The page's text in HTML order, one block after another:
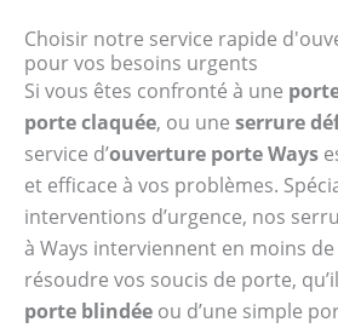
Choisir notre service rapide
pour vos besoins urgents
Si vous êtes confronté à une
porte claquée, ou une serrure
service d’ouverture porte Ways
et efficace à vos problèmes.
interventions d’urgence, nos
à Ways interviennent en moins
résoudre vos soucis de porte, qu’il
porte blindée ou d’une simple